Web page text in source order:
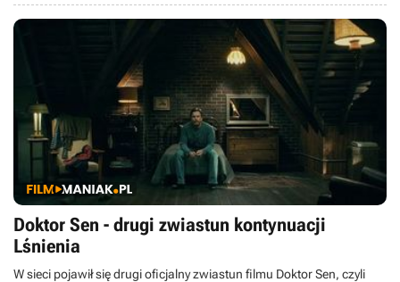
Doktor Sen - drugi zwiastun kontynuacji
Lśnienia
W sieci pojawił się drugi oficjalny zwiastun filmu Doktor Sen, czyli